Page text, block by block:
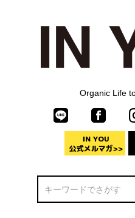
Organic Life